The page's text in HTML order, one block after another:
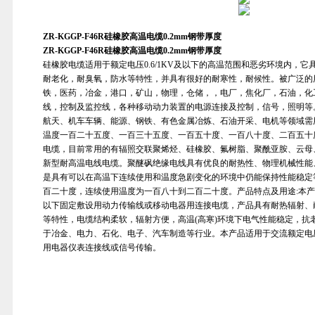
ZR-KGGP-F46R硅橡胶高温电缆0.2mm钢带厚度
ZR-KGGP-F46R硅橡胶高温电缆0.2mm钢带厚度
硅橡胶电缆适用于额定电压0.6/1KV及以下的高温范围和恶劣环境内，它
耐老化，耐臭氧，防水等特性，并具有很好的耐寒性，耐候性。被广泛
铁，医药，冶金，港口，矿山，物理，仓储，，电厂，焦化厂，石油，
线，控制及监控线，各种移动动力装置的电源连接及控制，信号，照明
航天、机车车辆、能源、钢铁、有色金属冶炼、石油开采、电机等领域
温度一百二十五度、一百三十五度、一百五十度、一百八十度、二百五
电缆，目前常用的有辐照交联聚烯烃、硅橡胶、氟树脂、聚酰亚胺、云
新型耐高温电线电缆。聚醚砜绝缘电线具有优良的耐热性、物理机械性
是具有可以在高温下连续使用和温度急剧变化的环境中仍能保持性能稳
百二十度，连续使用温度为一百八十到二百二十度。产品特点及用途:本
以下固定敷设用动力传输线或移动电器用连接电缆，产品具有耐热辐射
等特性，电缆结构柔软，辐射方便，高温(高寒)环境下电气性能稳定，抗
于冶金、电力、石化、电子、汽车制造等行业。本产品适用于交流额定
用电器仪表连接线或信号传输。